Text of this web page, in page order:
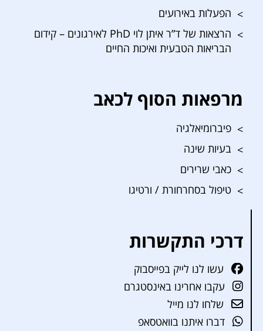
הפעלות באירועים
הרצאות של ד”ר איתן לוי PhD לאירגונים – קידום
הבריאות הטבעית ואיכות החיים
מרפאות הסוף לכאב
פיברומיאלגיה
בעיות שינה
כאבי שרירים
טיפול בסחרחורת / ורטיגו
דרכי התקשרות
עשו לנו לייק בפייסבוק
עקבו אחרינו באינסטגרם
שלחו לנו מייל
דברו איתנו בוואטסאפ